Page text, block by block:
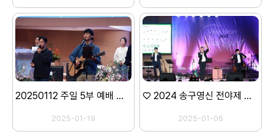
20250112 주일 5부 예배 스캐치
2025-01-19
♡ 2024 송구영신 전야제 ♡ -2 (미가엘중창단,히스플랜)-
2025-01-06